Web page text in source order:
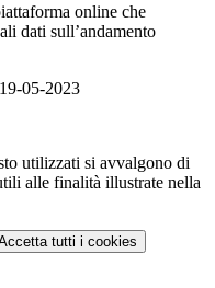
online che
dati sull’andamento
19-05-2023
utilizzati si avvalgono di
alle finalità illustrate nella
tutti i cookies